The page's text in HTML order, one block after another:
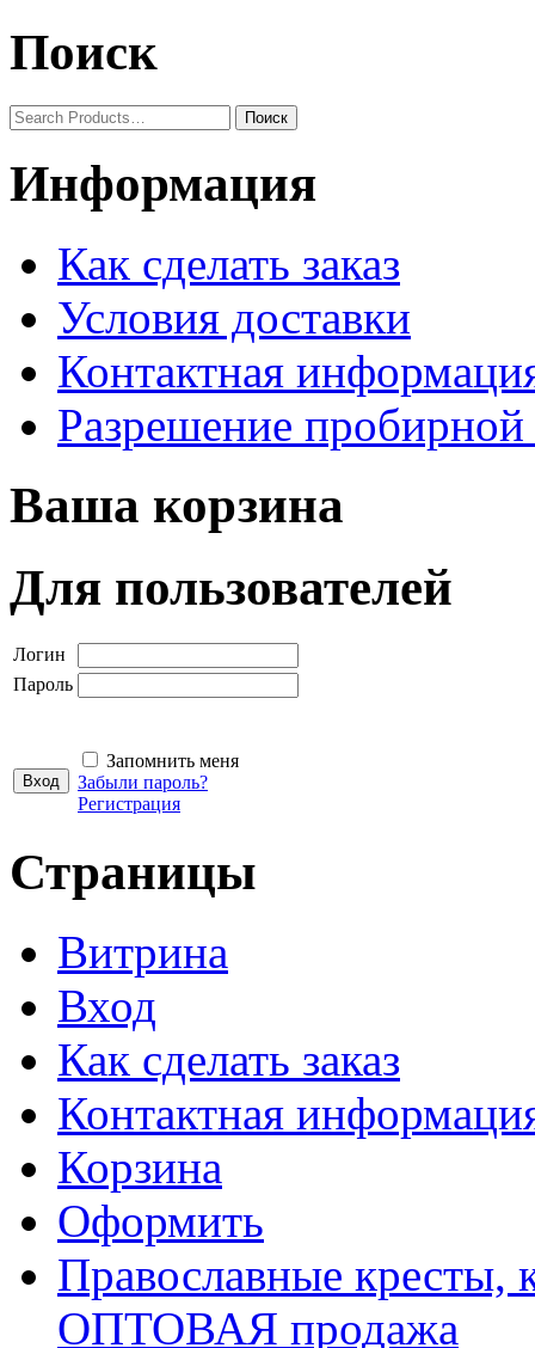
Поиск
Информация
Как сделать заказ
Условия доставки
Контактная
Разрешение пробирной
Ваша корзина
Для пользователей
Логин
Пароль
Запомнить меня
Забыли пароль?
Регистрация
Страницы
Витрина
Вход
Как сделать заказ
Контактная
Корзина
Оформить
Православные кресты,
ОПТОВАЯ продажа